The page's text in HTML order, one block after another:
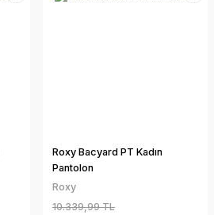
Roxy Bacyard PT Kadın
Pantolon
Roxy
10.339,99 TL